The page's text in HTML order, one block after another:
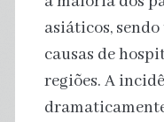
asiáticos,
causas de
regiões. A